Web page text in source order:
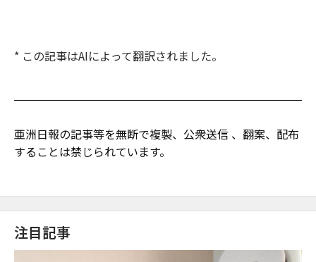
* この記事はAIによって翻訳されました。
亜洲日報の記事等を無断で複製、公衆送信 、翻案、配布
することは禁じられています。
注目記事